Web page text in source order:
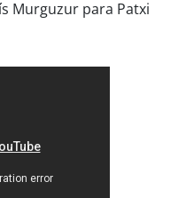
Murguzur para Patxi